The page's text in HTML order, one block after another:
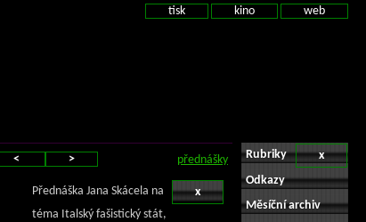
tisk kino web
přednášky
< >
x
Přednáška Jana Skácela na
téma Italský fašistický stát,
x
Rubriky
Odkazy
Měsíční archiv